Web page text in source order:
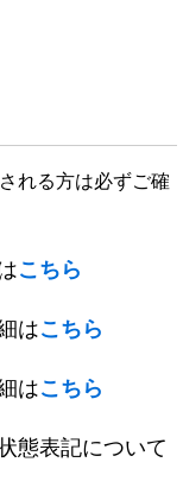
れる方は必ずご確
こちら
はこちら
はこちら
態表記について